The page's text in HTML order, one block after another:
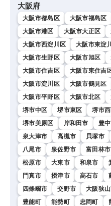
大阪府
大阪市都島区 大阪市福島区
大阪市港区
大阪市大正区
大阪市西淀川区
大阪市東淀
大阪市生野区
大阪市旭区
大阪市住吉区
大阪市東住吉
大阪市淀川区
大阪市鶴見区
大阪市平野区
大阪市北区
堺市中区
堺市東区 堺市
堺市美原区
岸和田市 豊
泉大津市
高槻市 貝塚市
八尾市
泉佐野市 富田林市
松原市
大東市 和泉市
門真市
摂津市 高石市
四條畷市
交野市 大阪狭
豊能町
能勢町 忠岡町